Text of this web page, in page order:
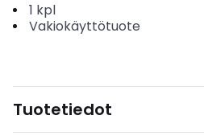
1 kpl
Vakiokäyttötuote
Tuotetiedot